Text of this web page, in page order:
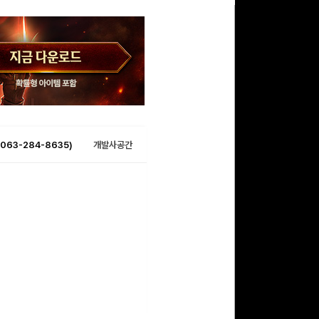
(063-284-8635) 개발사공간